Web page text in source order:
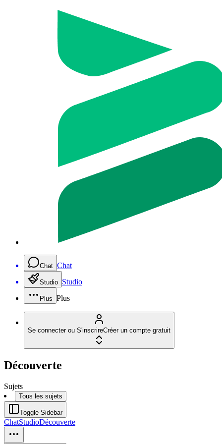
Chat Chat
Studio Studio
Plus Plus
Se connecter ou S'inscrireCréer un compte gratuit
Découverte
Sujets
Tous les sujets
Toggle Sidebar
ChatStudioDécouverte